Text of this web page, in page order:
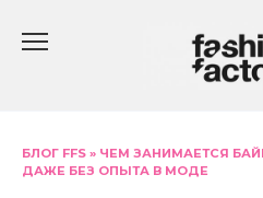
БЛОГ FFS » ЧЕМ ЗАНИМАЕТСЯ
ДАЖЕ БЕЗ ОПЫТА В МОДЕ